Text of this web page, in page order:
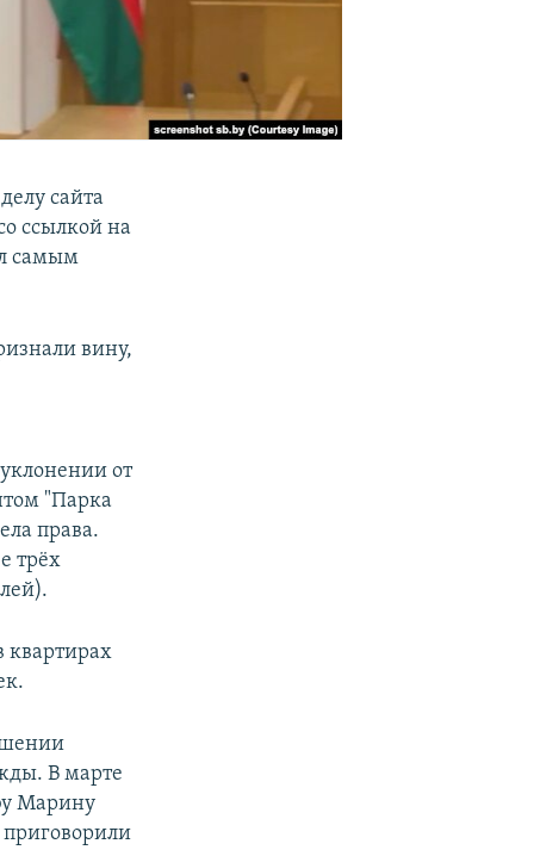
сайта
ссылкой на
самым
вину,
от
"Парка
права.
трёх
квартирах
В марте
Марину